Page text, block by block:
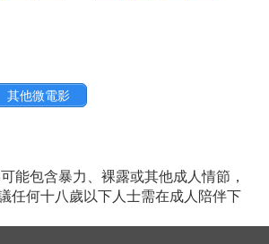
其他微電影
能包含暴力、裸露或其他成人情節，
任何十八歲以下人士需在成人陪伴下